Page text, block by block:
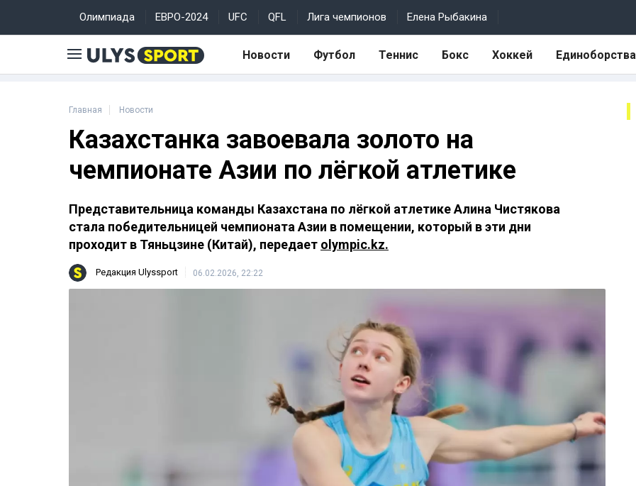
Олимпиада ЕВРО-2024 UFC QFL Лига чемпионов Елена Рыбакина
Новости Футбол Теннис Бокс Хоккей Единоборства
Главная Новости
Казахстанка завоевала золото на
чемпионате Азии по лёгкой атлетике
Представительница команды Казахстана по лёгкой атлетике Алина Чистякова
стала победительницей чемпионата Азии в помещении, который в эти дни
проходит в Тяньцзине (Китай), передает olympic.kz.
Редакция Ulyssport 06.02.2026, 22:22